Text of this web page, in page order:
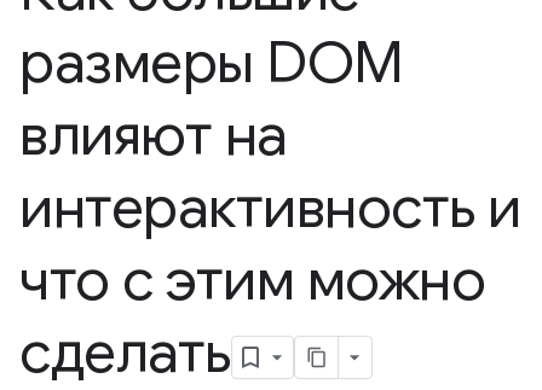
размеры DOM
влияют на
интерактивность и
что с этим можно
сделать